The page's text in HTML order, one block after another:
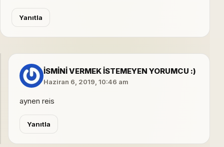
Yanıtla
İSMİNİ VERMEK İSTEMEYEN YORUMCU :)
Haziran 6, 2019, 10:46 am
aynen reis
Yanıtla